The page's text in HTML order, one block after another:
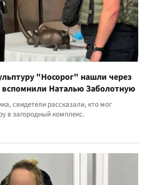
"Носорог" нашли через
вспомнили Наталью Заболотную
свидетели рассказали, кто мог
в загородный комплекс.